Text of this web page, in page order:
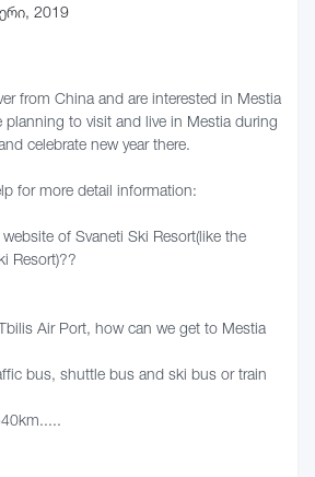
2019
China and are interested in Mestia
planning to visit and live in Mestia during
celebrate new year there.
for more detail information:
of Svaneti Ski Resort(like the
Resort)??
Air Port, how can we get to Mestia
bus, shuttle bus and ski bus or train